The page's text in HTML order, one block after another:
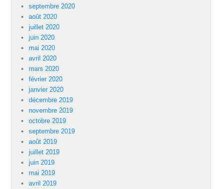
septembre 2020
août 2020
juillet 2020
juin 2020
mai 2020
avril 2020
mars 2020
février 2020
janvier 2020
décembre 2019
novembre 2019
octobre 2019
septembre 2019
août 2019
juillet 2019
juin 2019
mai 2019
avril 2019